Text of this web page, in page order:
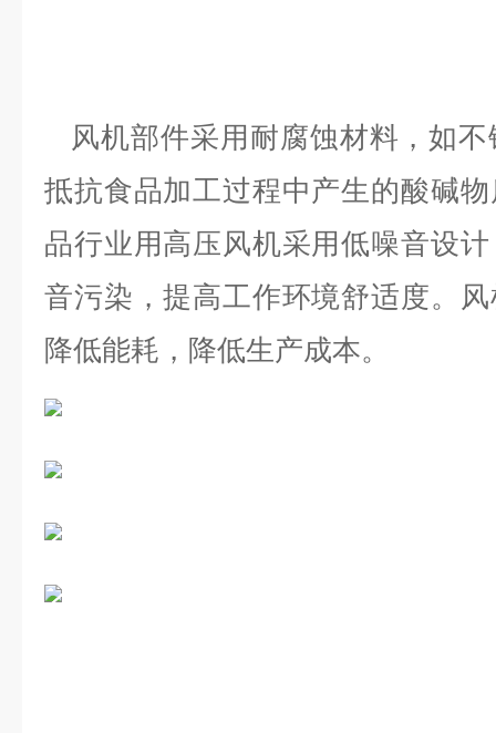
风机部件采用耐腐蚀材料，如
抵抗食品加工过程中产生的酸碱
品行业用高压风机采用低噪音设
音污染，提高工作环境舒适度。
降低能耗，降低生产成本。